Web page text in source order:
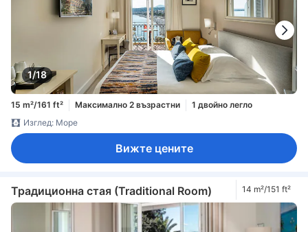
1/18
15 m²/161 ft² Максимално 2 възрастни
1 двойно легло
Изглед: Море
Вижте цените
Традиционна стая (Traditional Room) 14 m²/151 ft²